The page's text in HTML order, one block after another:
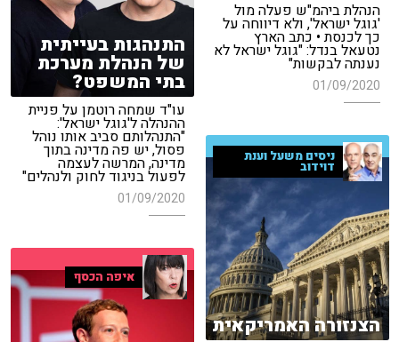
הנהלת ביהמ"ש פעלה מול
'גוגל ישראל', ולא דיווחה על
כך לכנסת • כתב הארץ
נטעאל בנדל: "גוגל ישראל לא
נענתה לבקשות"
01/09/2020
התנהגות בעייתית
של הנהלת מערכת
בתי המשפט?
עו"ד שמחה רוטמן על פניית
ההנהלה ל'גוגל ישראל':
"התנהלותם סביב אותו נוהל
פסול, יש פה מדינה בתוך
מדינה, המרשה לעצמה
לפעול בניגוד לחוק ולנהלים"
01/09/2020
ניסים משעל וענת
דוידוב
הצנזורה האמריקאית
איפה הכסף